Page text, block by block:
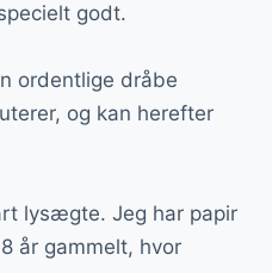
godt.
ordentlige dråbe
og kan herefter
lysægte. Jeg har papir
år gammelt, hvor